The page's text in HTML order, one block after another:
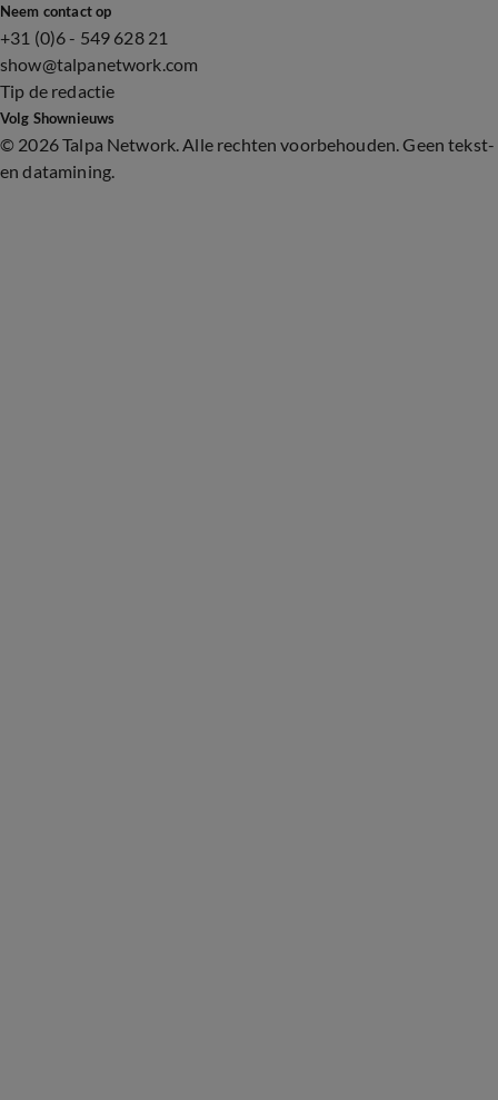
Neem contact op
+31 (0)6 - 549 628 21
show@talpanetwork.com
Tip de redactie
Volg Shownieuws
© 2026 Talpa Network. Alle rechten voorbehouden. Geen tekst-
en datamining.